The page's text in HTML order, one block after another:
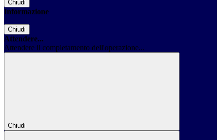
Chiudi
Informazione
Chiudi
Attendere...
Attendere il completamento dell'operazione...
Chiudi